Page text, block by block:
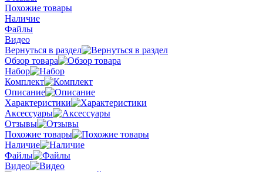
Похожие товары
Наличие
Файлы
Видео
Вернуться в раздел
Обзор товара
Набор
Комплект
Описание
Характеристики
Аксессуары
Отзывы
Похожие товары
Наличие
Файлы
Видео